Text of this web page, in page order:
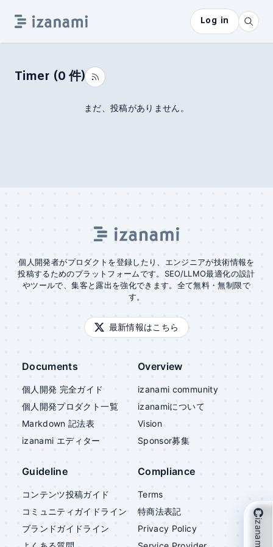
Log in
Timer (0 件)
まだ、投稿がありません。
個人開発者がプロダクトを登録したり、エンジニアが技術情報を
投稿するためのプラットフォームです。SEO/LLMO最適化の設計
やツールで、集客と露出を強化できます。全て無料・無制限で
す。
最新情報はこちら
Documents
個人開発 完全ガイド
個人開発プロダクト一覧
Markdown 記法表
izanami エディター
Overview
izanami community
izanamiについて
Vision
Sponsor募集
Guideline
コンテンツ投稿ガイド
コミュニティガイドライン
ブランドガイドライン
Compliance
Terms
特商法表記
Privacy Policy